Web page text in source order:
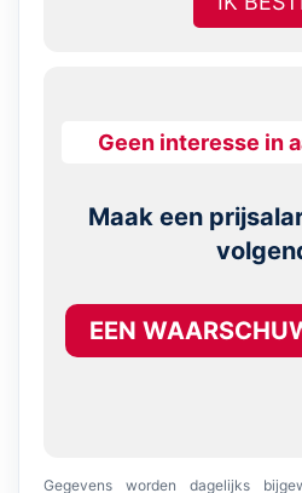
Geen interesse in
Maak een
EEN
Gegevens worden dagelijks